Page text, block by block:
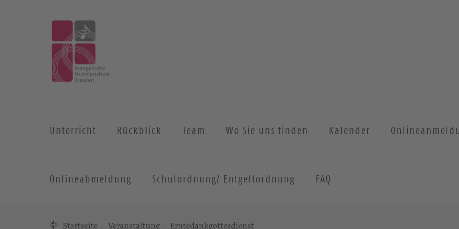
Unterricht Rückblick Team Wo Sie uns finden Kalender
Onlineabmeldung Schulordnung/ Entgeltordnung FAQ
Startseite Veranstaltung Erntedankgottesdienst